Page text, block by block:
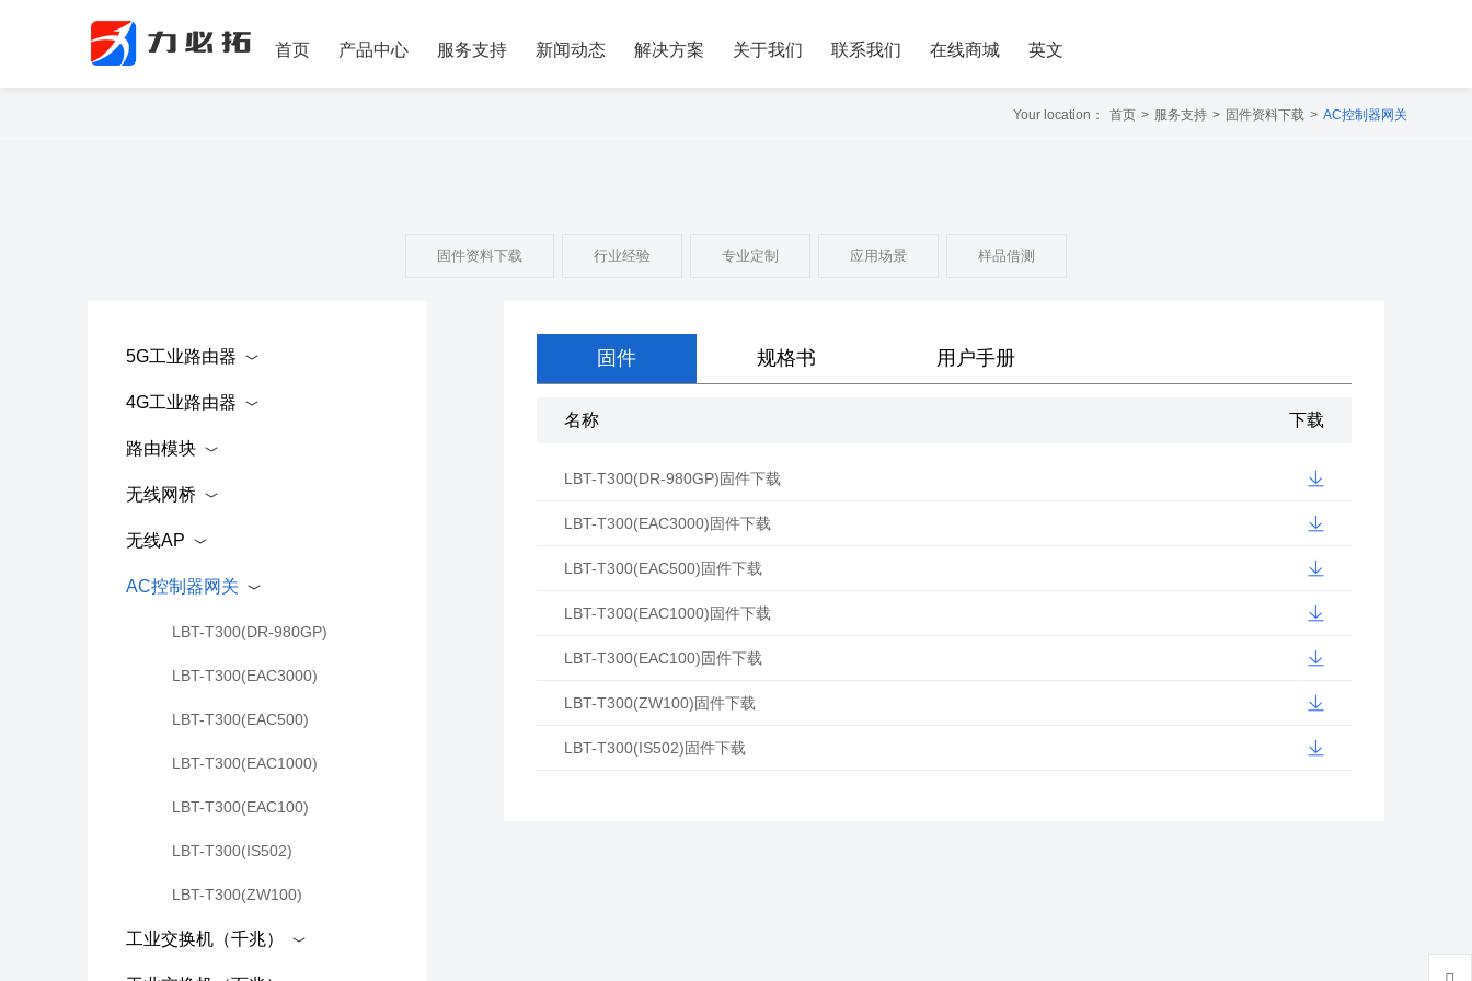
首页 产品中心 服务支持 新闻动态 解决方案 关于我们 联系我们 在线商城 英文
Your location： 首页 > 服务支持 > 固件资料下载 > AC控制器网关
固件资料下载 行业经验 专业定制 应用场景 样品借测
5G工业路由器
4G工业路由器
路由模块
无线网桥
无线AP
AC控制器网关
LBT-T300(DR-980GP)
LBT-T300(EAC3000)
LBT-T300(EAC500)
LBT-T300(EAC1000)
LBT-T300(EAC100)
LBT-T300(IS502)
LBT-T300(ZW100)
工业交换机（千兆）
固件 规格书 用户手册
名称 下载
LBT-T300(DR-980GP)固件下载
LBT-T300(EAC3000)固件下载
LBT-T300(EAC500)固件下载
LBT-T300(EAC1000)固件下载
LBT-T300(EAC100)固件下载
LBT-T300(ZW100)固件下载
LBT-T300(IS502)固件下载